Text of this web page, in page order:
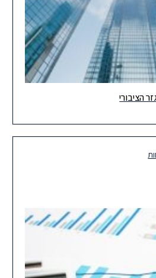
והשלכות הלחימה על פעילות המשק,
הציבורי